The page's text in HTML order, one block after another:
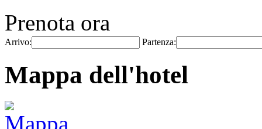
Prenota ora
Arrivo: Partenza:
Mappa dell'hotel